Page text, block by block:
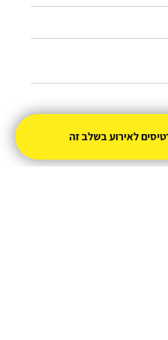
לאירוע בשלב זה